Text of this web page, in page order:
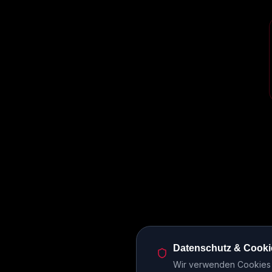
Datenschutz &
Wir verwenden